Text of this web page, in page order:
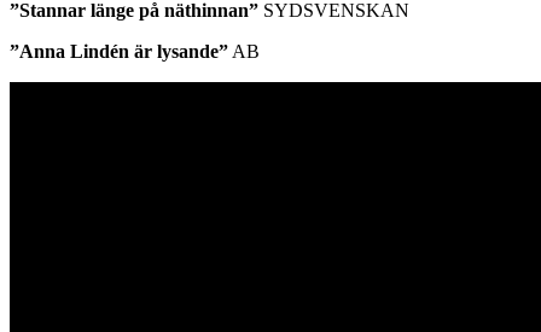
”Stannar länge på näthinnan” SYDSVENSKAN
”Anna Lindén är lysande” AB